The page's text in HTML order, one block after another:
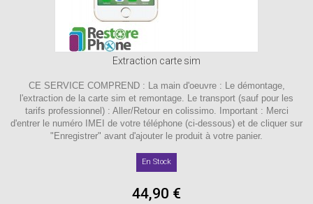
Extraction carte sim
CE SERVICE COMPREND : La main d'oeuvre : Le démontage,
l'extraction de la carte sim et remontage. Le transport (sauf pour les
tarifs professionnel) : Aller/Retour en colissimo. Important : Merci
d'entrer le numéro IMEI de votre téléphone (ci-dessous) et de cliquer sur
"Enregistrer" avant d'ajouter le produit à votre panier.
En Stock
44,90 €